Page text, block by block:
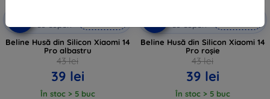
Beline Husă din Silicon Xiaomi 14
Pro albastru
43 lei
39 lei
În stoc > 5 buc
Beline Husă din Silicon Xiaomi 14
Pro roșie
43 lei
39 lei
În stoc > 5 buc